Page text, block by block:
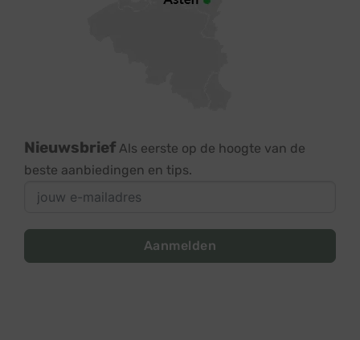
Nieuwsbrief Als eerste op de hoogte van de
beste aanbiedingen en tips.
Aanmelden